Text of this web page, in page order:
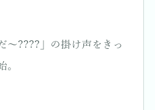
～????」の掛け声をきっ
。